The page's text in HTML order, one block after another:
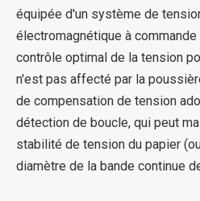
équipée d'un système de
électromagnétique à
contrôle optimal de la tension
n'est pas affecté par la
de compensation de tension
détection de boucle, qui peut
stabilité de tension du papier
diamètre de la bande continue